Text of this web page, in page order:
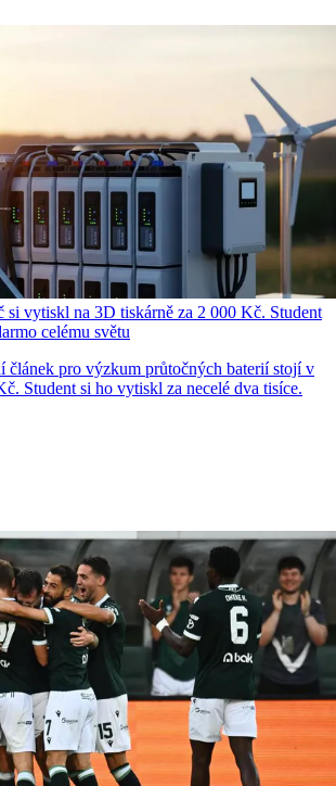
si vytiskl na 3D tiskárně za 2 000 Kč. Student
celému světu
článek pro výzkum průtočných baterií stojí v
Student si ho vytiskl za necelé dva tisíce.